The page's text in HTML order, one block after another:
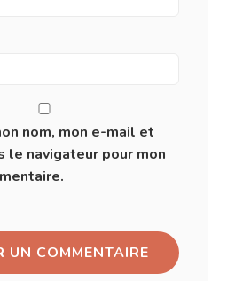
nom, mon e-mail et
le navigateur pour mon